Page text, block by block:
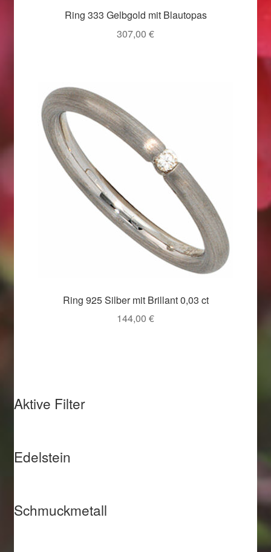
Weihnachtsangebote 2021
Woocommerce Predictive Search
Ring 333 Gelbgold mit Blautopas
307,00 €
Ring 925 Silber mit Brillant 0,03 ct
144,00 €
Aktive Filter
Edelstein
Schmuckmetall